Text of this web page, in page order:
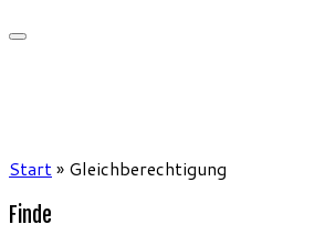
Start» Gleichberechtigung
Finde